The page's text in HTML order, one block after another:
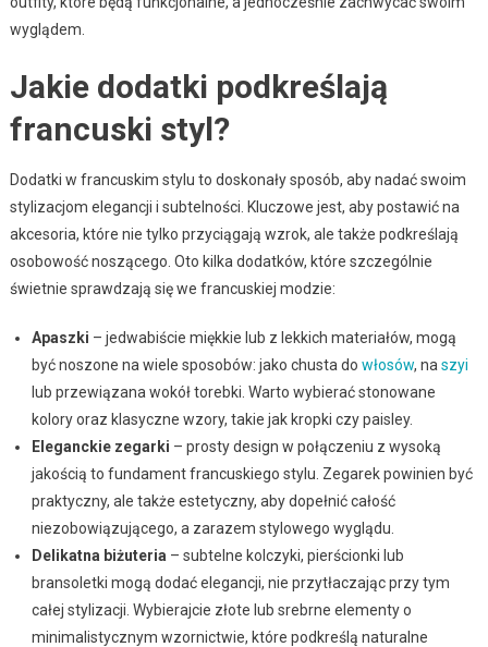
wyglądem.
Jakie dodatki podkreślają
francuski styl?
Dodatki w francuskim stylu to doskonały sposób, aby nadać swoim
stylizacjom elegancji i subtelności. Kluczowe jest, aby postawić na
akcesoria, które nie tylko przyciągają wzrok, ale także podkreślają
osobowość noszącego. Oto kilka dodatków, które szczególnie
świetnie sprawdzają się we francuskiej modzie:
Apaszki – jedwabiście miękkie lub z lekkich materiałów, mogą
być noszone na wiele sposobów: jako chusta do włosów, na szyi
lub przewiązana wokół torebki. Warto wybierać stonowane
kolory oraz klasyczne wzory, takie jak kropki czy paisley.
Eleganckie zegarki – prosty design w połączeniu z wysoką
jakością to fundament francuskiego stylu. Zegarek powinien być
praktyczny, ale także estetyczny, aby dopełnić całość
niezobowiązującego, a zarazem stylowego wyglądu.
Delikatna biżuteria – subtelne kolczyki, pierścionki lub
bransoletki mogą dodać elegancji, nie przytłaczając przy tym
całej stylizacji. Wybierajcie złote lub srebrne elementy o
minimalistycznym wzornictwie, które podkreślą naturalne